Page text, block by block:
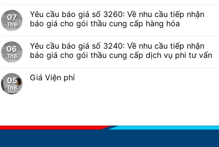
07
Th8
Yêu cầu báo giá số 3260: Về nhu cầu tiếp nhận
báo giá cho gói thầu cung cấp hàng hóa
06
Th8
Yêu cầu báo giá số 3240: Về nhu cầu tiếp nhận
báo giá cho gói thầu cung cấp dịch vụ phi tư vấn
05
Th8
Giá Viện phí